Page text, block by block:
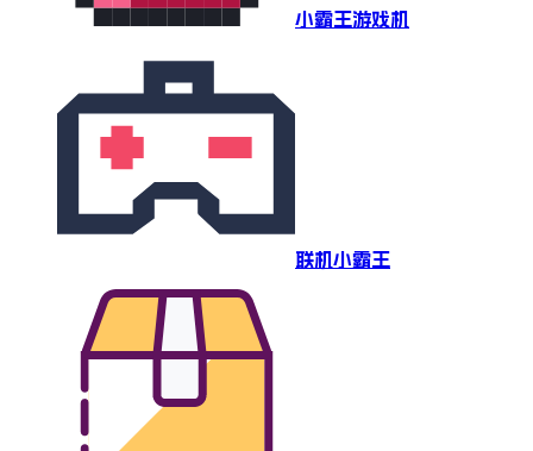
小霸王游戏机
联机小霸王